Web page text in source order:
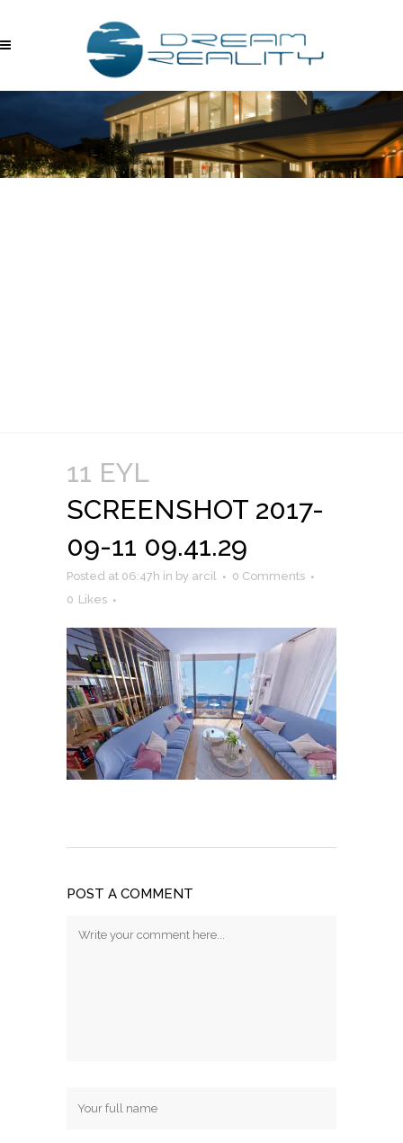
11 EYL
SCREENSHOT 2017-
09-11 09.41.29
Posted at 06:47h in by arcil
0 Comments
0 Likes
POST A COMMENT